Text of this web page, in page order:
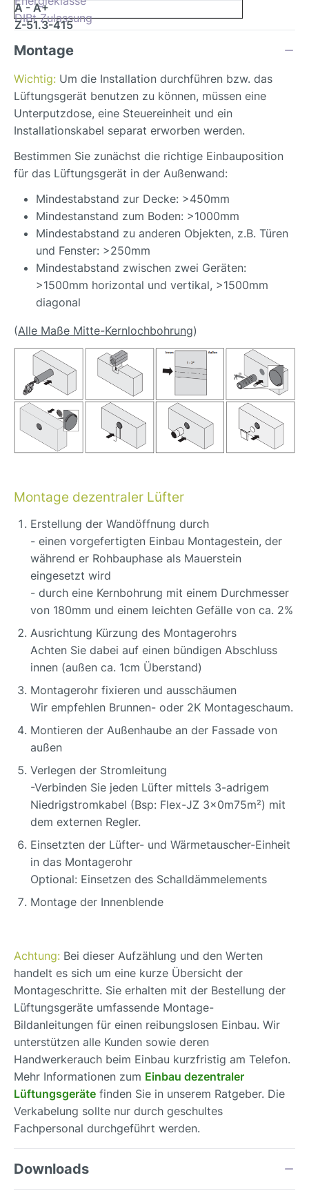
A - A+
DIBt Zulassung
Z-51.3-415
Montage
Wichtig: Um die Installation durchführen bzw. das
Lüftungsgerät benutzen zu können, müssen eine
Unterputzdose, eine Steuereinheit und ein
Installationskabel separat erworben werden.
Bestimmen Sie zunächst die richtige Einbauposition
für das Lüftungsgerät in der Außenwand:
Mindestabstand zur Decke: >450mm
Mindestanstand zum Boden: >1000mm
Mindestabstand zu anderen Objekten, z.B. Türen
und Fenster: >250mm
Mindestabstand zwischen zwei Geräten:
>1500mm horizontal und vertikal, >1500mm
diagonal
(Alle Maße Mitte-Kernlochbohrung)
Montage dezentraler Lüfter
Erstellung der Wandöffnung durch
- einen vorgefertigten Einbau Montagestein, der
während er Rohbauphase als Mauerstein
eingesetzt wird
- durch eine Kernbohrung mit einem Durchmesser
von 180mm und einem leichten Gefälle von ca. 2%
Ausrichtung Kürzung des Montagerohrs
Achten Sie dabei auf einen bündigen Abschluss
innen (außen ca. 1cm Überstand)
Montagerohr fixieren und ausschäumen
Wir empfehlen Brunnen- oder 2K Montageschaum.
Montieren der Außenhaube an der Fassade von
außen
Verlegen der Stromleitung
-Verbinden Sie jeden Lüfter mittels 3-adrigem
Niedrigstromkabel (Bsp: Flex-JZ 3x0m75m²) mit
dem externen Regler.
Einsetzten der Lüfter- und Wärmetauscher-Einheit
in das Montagerohr
Optional: Einsetzen des Schalldämmelements
Montage der Innenblende
Achtung: Bei dieser Aufzählung und den Werten
handelt es sich um eine kurze Übersicht der
Montageschritte. Sie erhalten mit der Bestellung der
Lüftungsgeräte umfassende Montage-
Bildanleitungen für einen reibungslosen Einbau. Wir
unterstützen alle Kunden sowie deren
Handwerkerauch beim Einbau kurzfristig am Telefon.
Mehr Informationen zum Einbau dezentraler
Lüftungsgeräte finden Sie in unserem Ratgeber. Die
Verkabelung sollte nur durch geschultes
Fachpersonal durchgeführt werden.
Downloads